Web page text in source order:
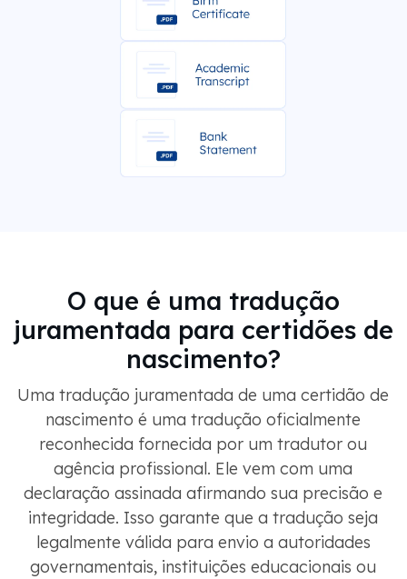
O que é uma tradução
juramentada para certidões de
nascimento?
Uma tradução juramentada de uma certidão de
nascimento é uma tradução oficialmente
reconhecida fornecida por um tradutor ou
agência profissional. Ele vem com uma
declaração assinada afirmando sua precisão e
integridade. Isso garante que a tradução seja
legalmente válida para envio a autoridades
governamentais, instituições educacionais ou